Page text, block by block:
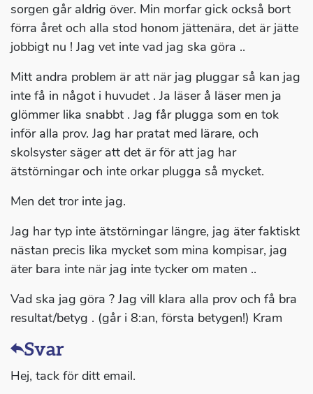
sorgen går aldrig över. Min morfar gick också bort
förra året och alla stod honom jättenära, det är jätte
jobbigt nu ! Jag vet inte vad jag ska göra ..
Mitt andra problem är att när jag pluggar så kan jag
inte få in något i huvudet . Ja läser å läser men ja
glömmer lika snabbt . Jag får plugga som en tok
inför alla prov. Jag har pratat med lärare, och
skolsyster säger att det är för att jag har
ätstörningar och inte orkar plugga så mycket.
Men det tror inte jag.
Jag har typ inte ätstörningar längre, jag äter faktiskt
nästan precis lika mycket som mina kompisar, jag
äter bara inte när jag inte tycker om maten ..
Vad ska jag göra ? Jag vill klara alla prov och få bra
resultat/betyg . (går i 8:an, första betygen!) Kram
Svar
Hej, tack för ditt email.